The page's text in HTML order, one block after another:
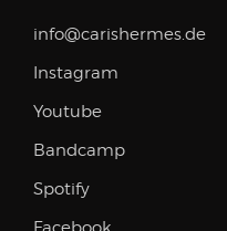
info@carishermes.de
Instagram
Youtube
Bandcamp
Spotify